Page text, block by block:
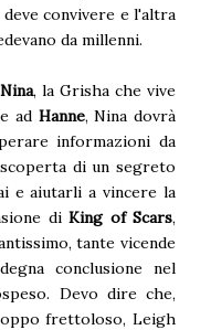
convivere e l'altra
da millenni.
Nina, la Grisha che vive
ad Hanne, Nina dovrà
informazioni da
di un segreto
e aiutarli a vincere la
di King of Scars,
tante vicende
conclusione nel
Devo dire che,
frettoloso, Leigh